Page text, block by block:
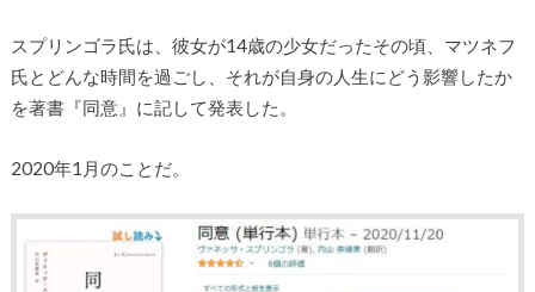
スプリンゴラ氏は、彼女が14歳の少女だったその頃、マツネフ
氏とどんな時間を過ごし、それが自身の人生にどう影響したか
を著書『同意』に記して発表した。
2020年1月のことだ。